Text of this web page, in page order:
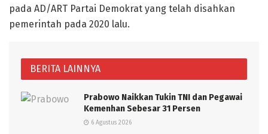
pada AD/ART Partai Demokrat yang telah disahkan
pemerintah pada 2020 lalu.
BERITA LAINNYA
Prabowo Naikkan Tukin TNI dan Pegawai
Kemenhan Sebesar 31 Persen
6 Agustus 2026